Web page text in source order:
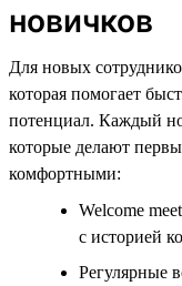
новичков
Для новых
которая помогает
потенциал. Каждый
которые делают
комфортными:
Welcome
с историей
Регулярные